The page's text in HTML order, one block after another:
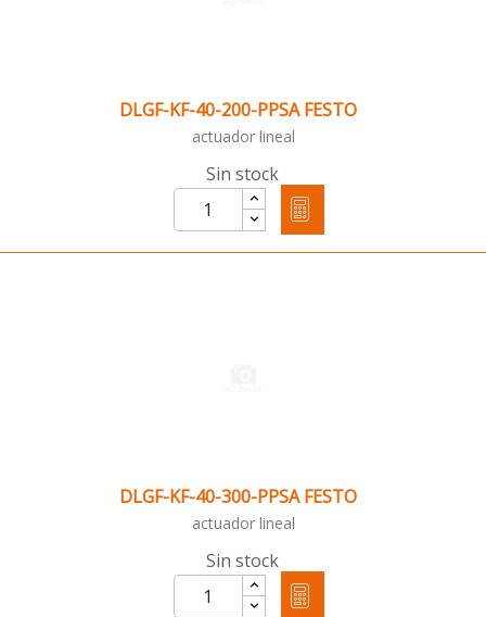
DLGF-KF-40-200-PPSA FESTO
actuador lineal
Sin stock
DLGF-KF-40-300-PPSA FESTO
actuador lineal
Sin stock